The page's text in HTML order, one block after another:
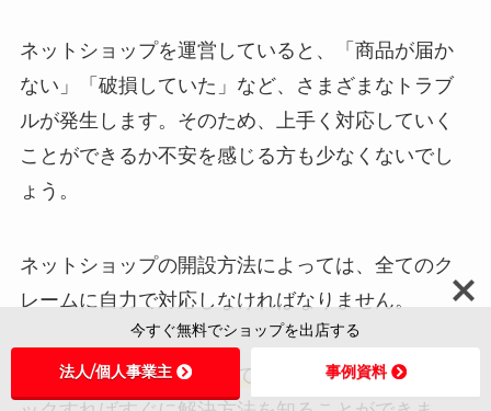
ネットショップを運営していると、「商品が届か
ない」「破損していた」など、さまざまなトラブ
ルが発生します。そのため、上手く対応していく
ことができるか不安を感じる方も少なくないでし
ょう。
ネットショップの開設方法によっては、全てのク
レームに自力で対応しなければなりません。
その点、メルカリShopsであれば、ガイドをチェ
今すぐ無料でショップを出店する
法人/個人事業主 事例資料